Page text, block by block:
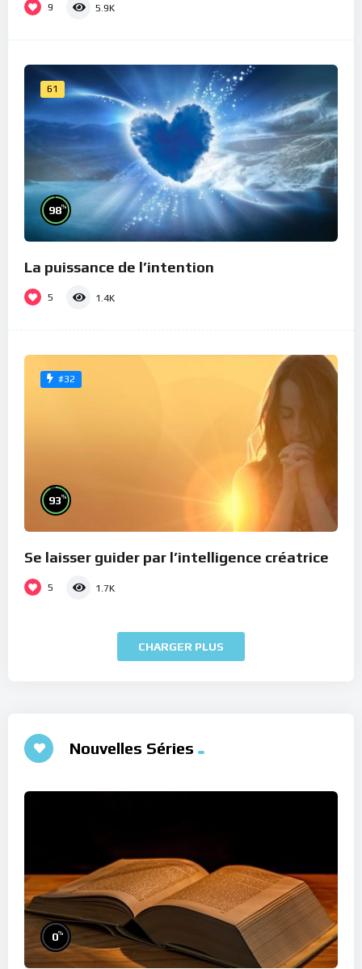
9 5.9K
61
98%
La puissance de l’intention
5 1.4K
#32
93%
Se laisser guider par l’intelligence créatrice
5 1.7K
CHARGER PLUS
Nouvelles Séries
0%